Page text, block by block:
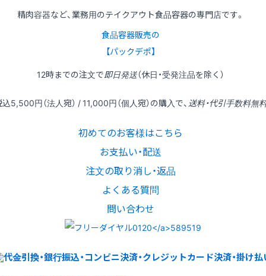
精肉容器など、業務用のテイクアウト食品容器の専門店です。
食品容器販売の
【パックデポ】
12時までの注文で即日発送（休日・受発注品を除く）
込5,500円（法人宛） / 11,000円（個人宛）の購入で、 送料・代引手数料無
初めてのお客様はこちら
お支払い・配送
注文の取り消し・返品
よくある質問
問い合わせ